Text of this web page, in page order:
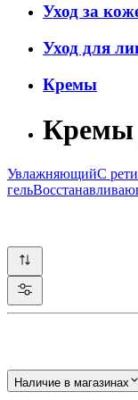
Уход за
Уход для
Кремы
Кремы
УвлажняющийС
гель
Наличие в магазинах